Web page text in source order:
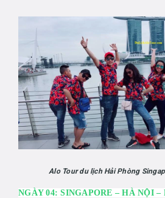
Alo Tour du lịch Hải Phòng
NGÀY 04: SINGAPORE – HÀ